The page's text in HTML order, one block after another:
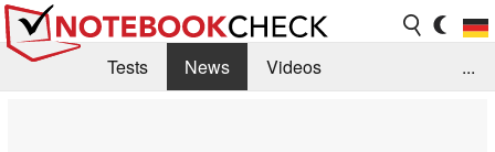
Tests News
Videos
...